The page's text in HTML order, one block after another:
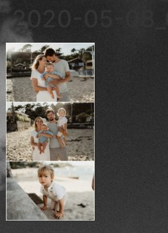
2020-05-